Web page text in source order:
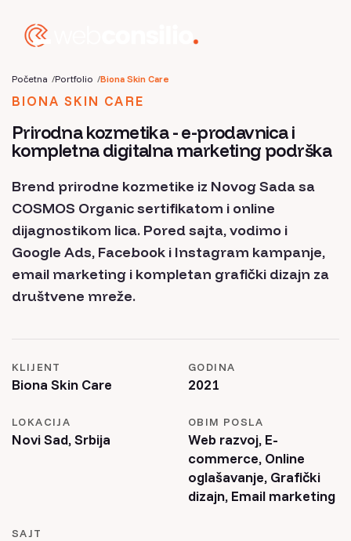
Početna Portfolio Biona Skin Care
BIONA SKIN CARE
Prirodna kozmetika - e-prodavnica i
kompletna digitalna marketing podrška
Brend prirodne kozmetike iz Novog Sada sa
COSMOS Organic sertifikatom i online
dijagnostikom lica. Pored sajta, vodimo i
Google Ads, Facebook i Instagram kampanje,
email marketing i kompletan grafički dizajn za
društvene mreže.
KLIJENT
Biona Skin Care
GODINA
2021
LOKACIJA
Novi Sad, Srbija
OBIM POSLA
Web razvoj, E-
commerce, Online
oglašavanje, Grafički
dizajn, Email marketing
SAJT